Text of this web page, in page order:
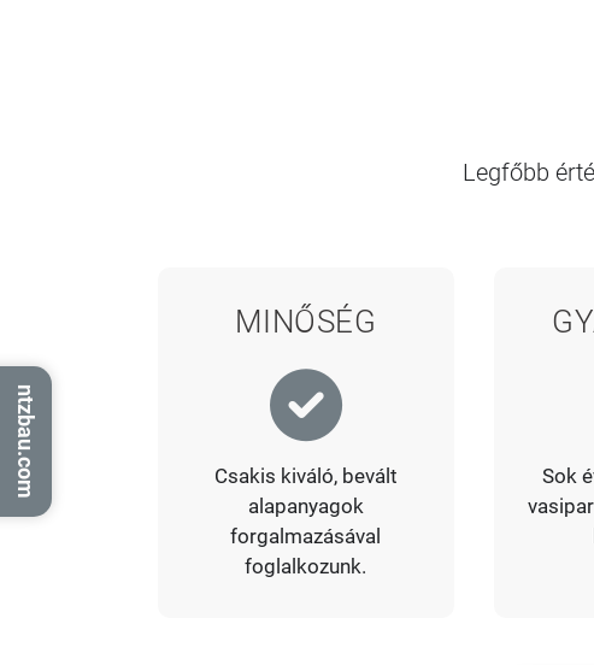
Legfőbb
MINŐSÉG
Csakis kiváló, bevált
alapanyagok
forgalmazásával
foglalkozunk.
Sok
ntzbau.com